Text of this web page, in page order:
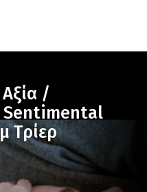
/
Τρίερ